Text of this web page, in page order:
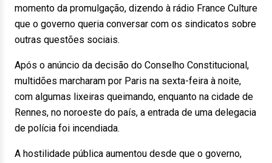
momento da promulgação, dizendo à rádio France Culture
que o governo queria conversar com os sindicatos sobre
outras questões sociais.
Após o anúncio da decisão do Conselho Constitucional,
multidões marcharam por Paris na sexta-feira à noite,
com algumas lixeiras queimando, enquanto na cidade de
Rennes, no noroeste do país, a entrada de uma delegacia
de polícia foi incendiada.
A hostilidade pública aumentou desde que o governo,